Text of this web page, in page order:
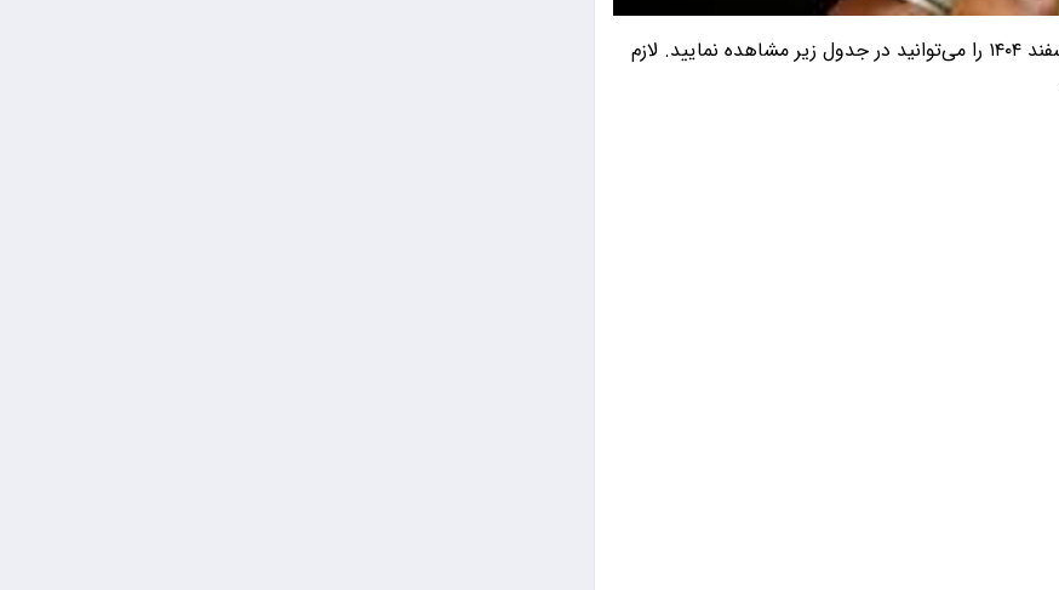
قیمت دلار، یورو، پوند و سایر ارز‌ها امروز پنجشنبه ۲۸ اسفند ۱۴۰۴ را می‌توانید در جدول زیر مشاهده نمایید. لازم